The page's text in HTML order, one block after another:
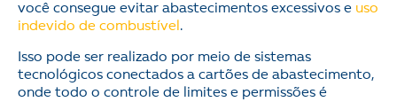
você consegue evitar abastecimentos excessivos e uso
indevido de combustível .
Isso pode ser realizado por meio de sistemas
tecnológicos conectados a cartões de abastecimento,
onde todo o controle de limites e permissões é